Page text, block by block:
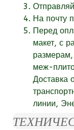
На почту
Перед
макет, с
размерам,
меж-
Доставка
линии,